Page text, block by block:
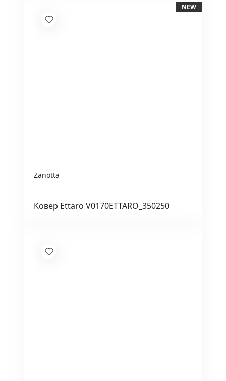
NEW
Zanotta
Ковер Ettaro V0170ETTARO_350250